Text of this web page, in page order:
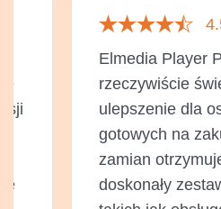
Elmedia Player
rzeczywiście
ulepszenie dla
gotowych na
zamian
doskonały